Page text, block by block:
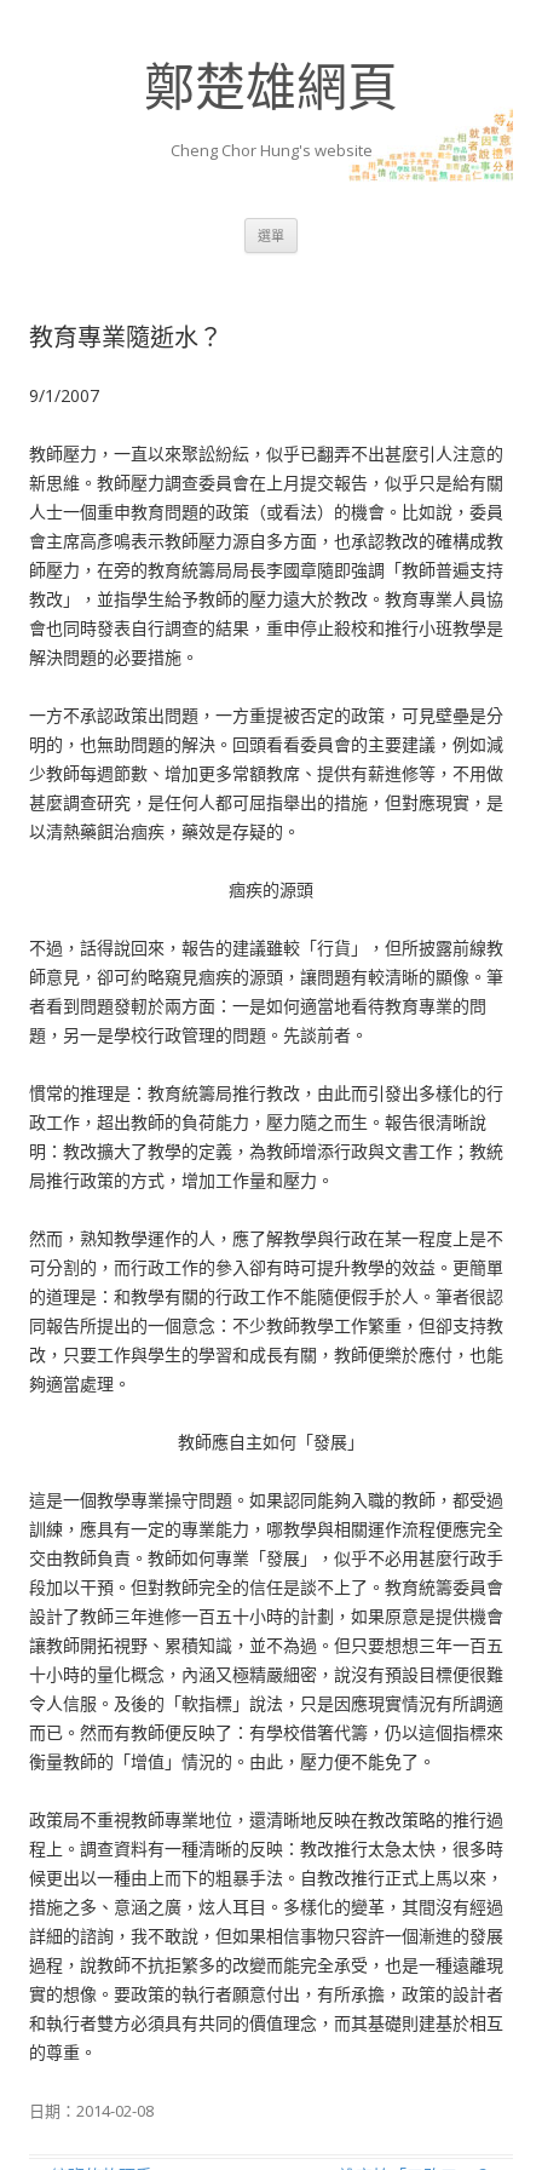
鄭楚雄網頁
Cheng Chor Hung's website
選單
教育專業隨逝水？
9/1/2007
教師壓力，一直以來聚訟紛紜，似乎已翻弄不出甚麼引人注意的
新思維。教師壓力調查委員會在上月提交報告，似乎只是給有關
人士一個重申教育問題的政策（或看法）的機會。比如說，委員
會主席高彥鳴表示教師壓力源自多方面，也承認教改的確構成教
師壓力，在旁的教育統籌局局長李國章隨即強調「教師普遍支持
教改」，並指學生給予教師的壓力遠大於教改。教育專業人員協
會也同時發表自行調查的結果，重申停止殺校和推行小班教學是
解決問題的必要措施。
一方不承認政策出問題，一方重提被否定的政策，可見壁壘是分
明的，也無助問題的解決。回頭看看委員會的主要建議，例如減
少教師每週節數、增加更多常額教席、提供有薪進修等，不用做
甚麼調查研究，是任何人都可屈指舉出的措施，但對應現實，是
以清熱藥餌治痼疾，藥效是存疑的。
痼疾的源頭
不過，話得說回來，報告的建議雖較「行貨」，但所披露前線教
師意見，卻可約略窺見痼疾的源頭，讓問題有較清晰的顯像。筆
者看到問題發軔於兩方面：一是如何適當地看待教育專業的問
題，另一是學校行政管理的問題。先談前者。
慣常的推理是：教育統籌局推行教改，由此而引發出多樣化的行
政工作，超出教師的負荷能力，壓力隨之而生。報告很清晰說
明：教改擴大了教學的定義，為教師增添行政與文書工作；教統
局推行政策的方式，增加工作量和壓力。
然而，熟知教學運作的人，應了解教學與行政在某一程度上是不
可分割的，而行政工作的參入卻有時可提升教學的效益。更簡單
的道理是：和教學有關的行政工作不能隨便假手於人。筆者很認
同報告所提出的一個意念：不少教師教學工作繁重，但卻支持教
改，只要工作與學生的學習和成長有關，教師便樂於應付，也能
夠適當處理。
教師應自主如何「發展」
這是一個教學專業操守問題。如果認同能夠入職的教師，都受過
訓練，應具有一定的專業能力，哪教學與相關運作流程便應完全
交由教師負責。教師如何專業「發展」，似乎不必用甚麼行政手
段加以干預。但對教師完全的信任是談不上了。教育統籌委員會
設計了教師三年進修一百五十小時的計劃，如果原意是提供機會
讓教師開拓視野、累積知識，並不為過。但只要想想三年一百五
十小時的量化概念，內涵又極精嚴細密，說沒有預設目標便很難
令人信服。及後的「軟指標」說法，只是因應現實情況有所調適
而已。然而有教師便反映了：有學校借箸代籌，仍以這個指標來
衡量教師的「增值」情況的。由此，壓力便不能免了。
政策局不重視教師專業地位，還清晰地反映在教改策略的推行過
程上。調查資料有一種清晰的反映：教改推行太急太快，很多時
候更出以一種由上而下的粗暴手法。自教改推行正式上馬以來，
措施之多、意涵之廣，炫人耳目。多樣化的變革，其間沒有經過
詳細的諮詢，我不敢說，但如果相信事物只容許一個漸進的發展
過程，說教師不抗拒繁多的改變而能完全承受，也是一種遠離現
實的想像。要政策的執行者願意付出，有所承擔，政策的設計者
和執行者雙方必須具有共同的價值理念，而其基礎則建基於相互
的尊重。
日期： 2014-02-08